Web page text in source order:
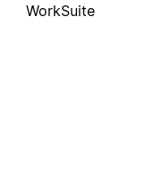
WorkSuite